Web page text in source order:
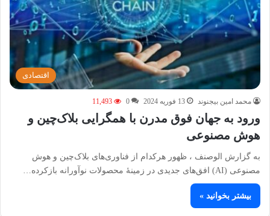
اقتصادی
محمد امین بیجنوند 13 فوریه 2024 0
11,493
ورود به جهان فوق مدرن با همگرایی بلاک‌چین و
هوش مصنوعی
به گزارش الوصنف ، ظهور هرکدام از فناوری‌های بلاک‌چین و هوش
مصنوعی (AI) افق‌های جدیدی در زمینهٔ محصولات نوآورانه بازکرده…
بیشتر بخوانید »